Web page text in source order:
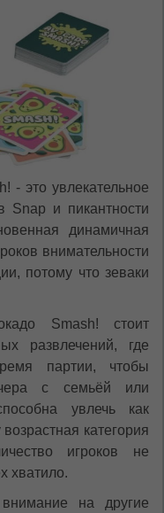
- это увлекательное
Snap и пикантности
динамичная
внимательности
потому что зеваки
Smash! стоит
развлечений, где
партии, чтобы
с семьёй или
увлечь как
категория
игроков не
хватило.
на другие